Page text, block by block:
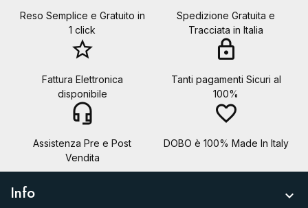
Reso Semplice e Gratuito in
1 click
Spedizione Gratuita e
Tracciata in Italia
star_border
Fattura Elettronica
disponibile
lock
Tanti pagamenti Sicuri al
100%
headset_mic
Assistenza Pre e Post
Vendita
favorite_border
DOBO è 100% Made In Italy
Info 